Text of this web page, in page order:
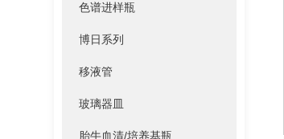
色谱进样瓶
博日系列
移液管
玻璃器皿
胎牛血清/培养基瓶